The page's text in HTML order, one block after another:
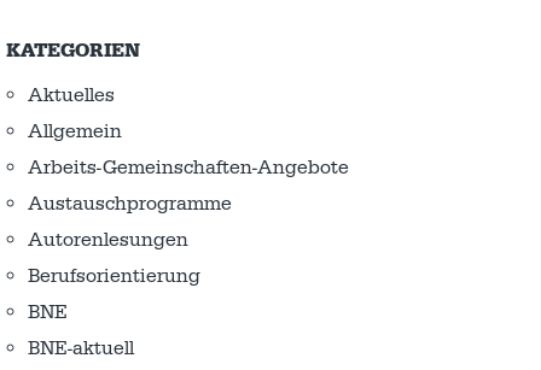
KATEGORIEN
Aktuelles
Allgemein
Arbeits-Gemeinschaften-Angebote
Austausch­programme
Autorenlesungen
Berufsorientierung
BNE
BNE-aktuell